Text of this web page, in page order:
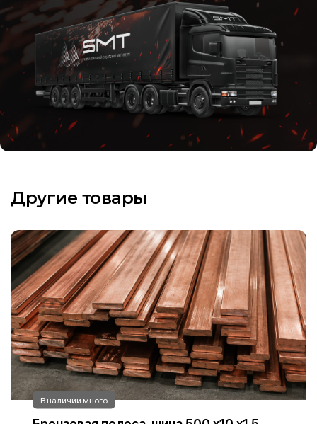
Другие товары
В наличии много